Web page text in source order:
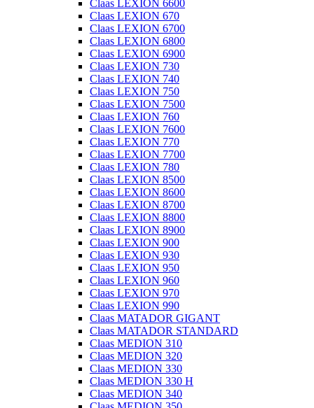
Claas LEXION 6600
Claas LEXION 670
Claas LEXION 6700
Claas LEXION 6800
Claas LEXION 6900
Claas LEXION 730
Claas LEXION 740
Claas LEXION 750
Claas LEXION 7500
Claas LEXION 760
Claas LEXION 7600
Claas LEXION 770
Claas LEXION 7700
Claas LEXION 780
Claas LEXION 8500
Claas LEXION 8600
Claas LEXION 8700
Claas LEXION 8800
Claas LEXION 8900
Claas LEXION 900
Claas LEXION 930
Claas LEXION 950
Claas LEXION 960
Claas LEXION 970
Claas LEXION 990
Claas MATADOR GIGANT
Claas MATADOR STANDARD
Claas MEDION 310
Claas MEDION 320
Claas MEDION 330
Claas MEDION 330 H
Claas MEDION 340